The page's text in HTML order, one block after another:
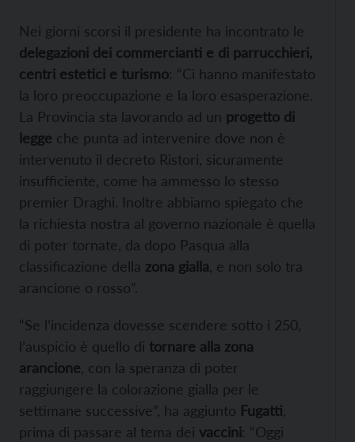
Nei giorni scorsi il presidente ha incontrato le
delegazioni dei commercianti e di parrucchieri,
centri estetici e turismo: “Ci hanno manifestato
la loro preoccupazione e la loro esasperazione.
La Provincia sta lavorando ad un progetto di
legge che punta ad intervenire dove non è
intervenuto il decreto Ristori, sicuramente
insufficiente, come ha ammesso lo stesso
premier Draghi. Inoltre abbiamo spiegato che
la richiesta nostra al governo nazionale è quella
di poter tornate, da dopo Pasqua alla
classificazione della zona gialla, e non solo tra
arancione o rosso”.
“Se l’incidenza dovesse scendere sotto i 250,
l’auspicio è quello di tornare alla zona
arancione, con la speranza di poter
raggiungere la colorazione gialla per le
settimane successive”, ha aggiunto Fugatti,
prima di passare al tema dei vaccini: “Oggi